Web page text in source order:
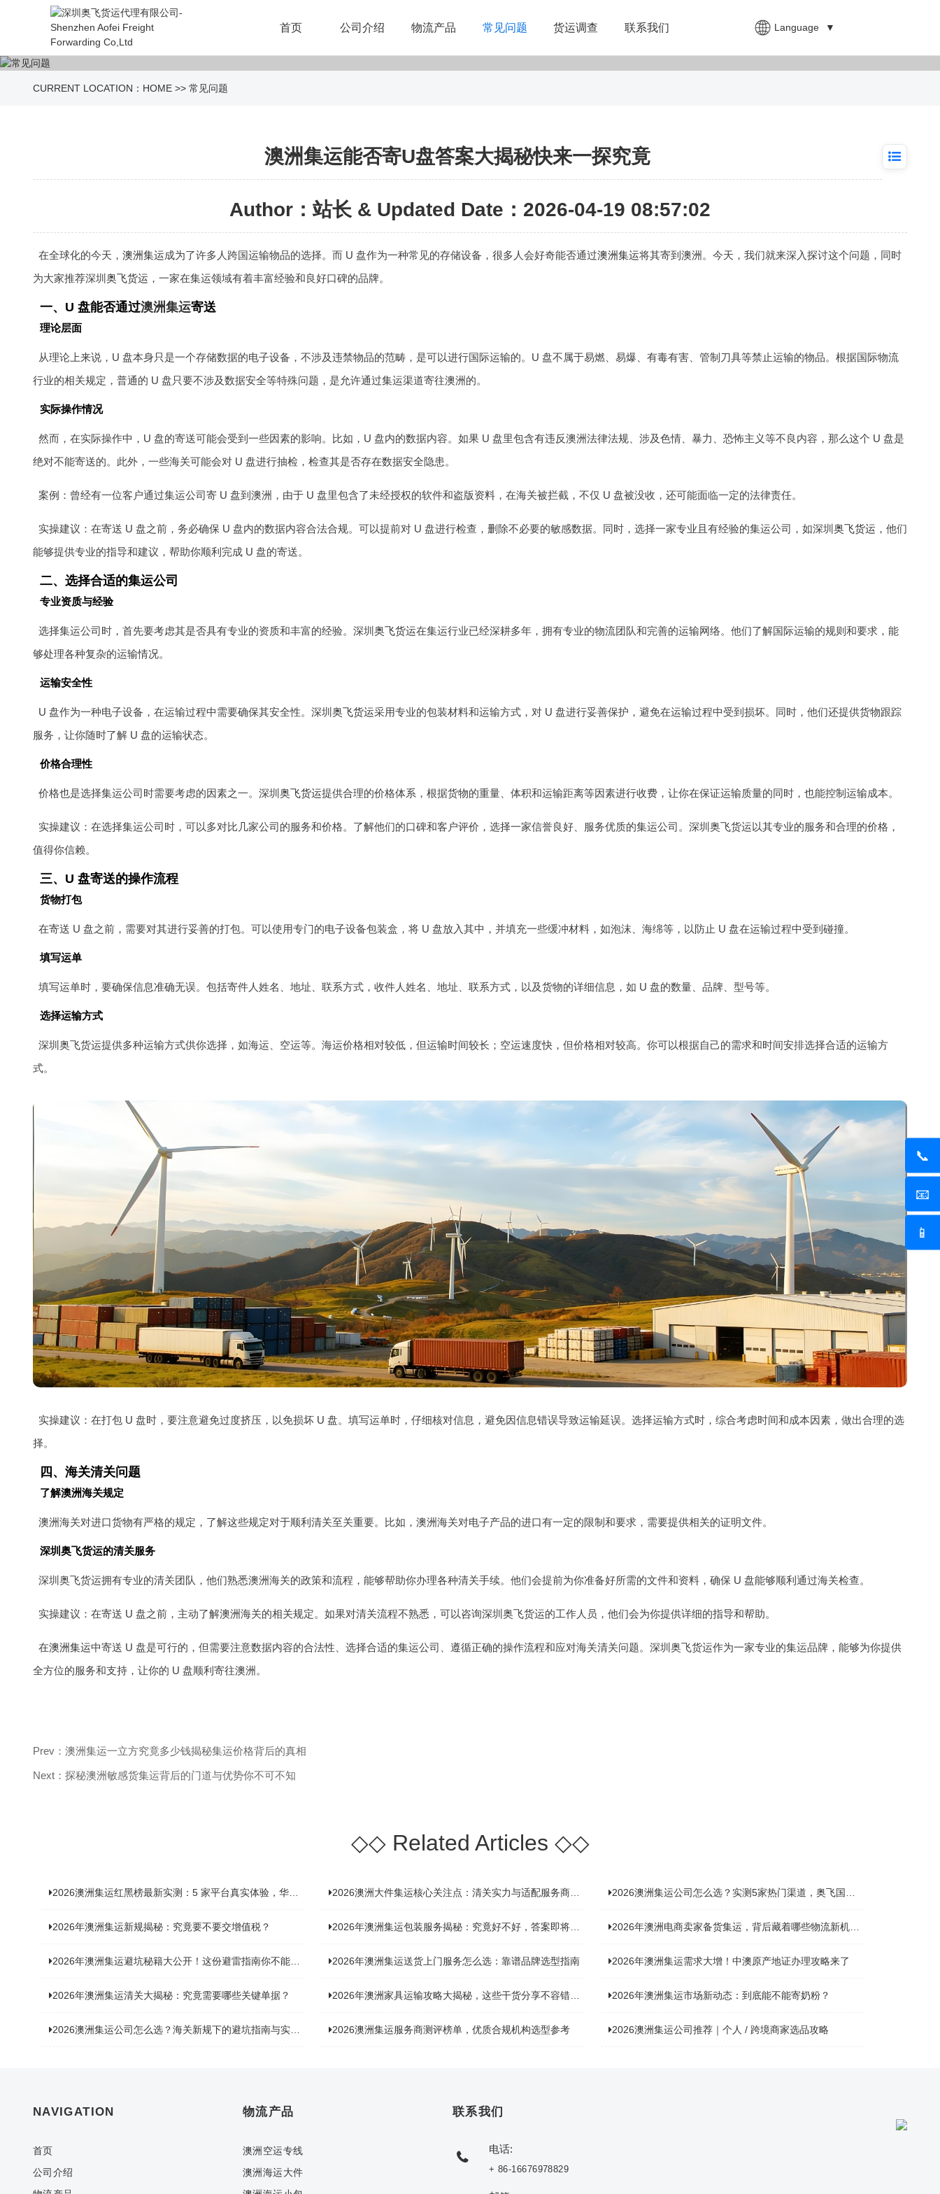
首页 公司介绍 物流产品 常见问题 货运调查 联系我们 Language ▼
📞
📧
📱
CURRENT LOCATION： HOME >> 常见问题
澳洲集运能否寄U盘答案大揭秘快来一探究竟
Author：站长 & Updated Date：2026-04-19 08:57:02
在全球化的今天， 澳洲集运成为了许多人跨国运输物品的选择。而 U 盘作为一种常见的存储设备，很多人会好奇能否通过澳洲集运将其寄到澳洲。今天，我们就来深入探讨这个问题，同时
为大家推荐深圳 奥飞货运 ，一家在集运领域有着丰富经验和良好口碑的品牌。
一、U 盘能否通过澳洲集运寄送
理论层面
从理论上来说，U 盘本身只是一个存储数据的电子设备，不涉及违禁物品的范畴，是可以进行国际运输的。U 盘不属于易燃、易爆、有毒有害、管制刀具等禁止运输的物品。根据国际物流
行业的相关规定，普通的 U 盘只要不涉及数据安全等特殊问题，是允许通过集运渠道寄往澳洲的。
实际操作情况
然而，在实际操作中，U 盘的寄送可能会受到一些因素的影响。比如，U 盘内的数据内容。如果 U 盘里包含有违反澳洲法律法规、涉及色情、暴力、恐怖主义等不良内容，那么这个 U 盘是
绝对不能寄送的。此外，一些海关可能会对 U 盘进行抽检，检查其是否存在数据安全隐患。
案例：曾经有一位客户通过集运公司寄 U 盘到澳洲，由于 U 盘里包含了未经授权的软件和盗版资料，在海关被拦截，不仅 U 盘被没收，还可能面临一定的法律责任。
实操建议：在寄送 U 盘之前，务必确保 U 盘内的数据内容合法合规。可以提前对 U 盘进行检查，删除不必要的敏感数据。同时，选择一家专业且有经验的集运公司，如深圳 奥飞货运 ，他们
能够提供专业的指导和建议，帮助你顺利完成 U 盘的寄送。
二、选择合适的集运公司
专业资质与经验
选择集运公司时，首先要考虑其是否具有专业的资质和丰富的经验。深圳 奥飞货运在集运行业已经深耕多年，拥有专业的物流团队和完善的运输网络。他们了解国际运输的规则和要求，能
够处理各种复杂的运输情况。
运输安全性
U 盘作为一种电子设备，在运输过程中需要确保其安全性。深圳 奥飞货运采用专业的包装材料和运输方式，对 U 盘进行妥善保护，避免在运输过程中受到损坏。同时，他们还提供货物跟踪
服务，让你随时了解 U 盘的运输状态。
价格合理性
价格也是选择集运公司时需要考虑的因素之一。深圳 奥飞货运提供合理的价格体系，根据货物的重量、体积和运输距离等因素进行收费，让你在保证运输质量的同时，也能控制运输成本。
实操建议：在选择集运公司时，可以多对比几家公司的服务和价格。了解他们的口碑和客户评价，选择一家信誉良好、服务优质的集运公司。深圳奥飞货运以其专业的服务和合理的价格，
值得你信赖。
三、U 盘寄送的操作流程
货物打包
在寄送 U 盘之前，需要对其进行妥善的打包。可以使用专门的电子设备包装盒，将 U 盘放入其中，并填充一些缓冲材料，如泡沫、海绵等，以防止 U 盘在运输过程中受到碰撞。
填写运单
填写运单时，要确保信息准确无误。包括寄件人姓名、地址、联系方式，收件人姓名、地址、联系方式，以及货物的详细信息，如 U 盘的数量、品牌、型号等。
选择运输方式
深圳奥飞货运提供多种运输方式供你选择，如海运、空运等。海运价格相对较低，但运输时间较长；空运速度快，但价格相对较高。你可以根据自己的需求和时间安排选择合适的运输方
式。
实操建议：在打包 U 盘时，要注意避免过度挤压，以免损坏 U 盘。填写运单时，仔细核对信息，避免因信息错误导致运输延误。选择运输方式时，综合考虑时间和成本因素，做出合理的选
择。
四、海关清关问题
了解澳洲海关规定
澳洲海关对进口货物有严格的规定，了解这些规定对于顺利清关至关重要。比如，澳洲海关对电子产品的进口有一定的限制和要求，需要提供相关的证明文件。
深圳奥飞货运的清关服务
深圳奥飞货运拥有专业的清关团队，他们熟悉澳洲海关的政策和流程，能够帮助你办理各种清关手续。他们会提前为你准备好所需的文件和资料，确保 U 盘能够顺利通过海关检查。
实操建议：在寄送 U 盘之前，主动了解澳洲海关的相关规定。如果对清关流程不熟悉，可以咨询深圳奥飞货运的工作人员，他们会为你提供详细的指导和帮助。
在澳洲集运中寄送 U 盘是可行的，但需要注意数据内容的合法性、选择合适的集运公司、遵循正确的操作流程和应对海关清关问题。深圳奥飞货运作为一家专业的集运品牌，能够为你提供
全方位的服务和支持，让你的 U 盘顺利寄往澳洲。
Prev：澳洲集运一立方究竟多少钱揭秘集运价格背后的真相
Next：探秘澳洲敏感货集运背后的门道与优势你不可不知
◇◇Related Articles ◇◇
2026澳洲集运红黑榜最新实测：5 家平台真实体验，华人留学生避坑指南 2026澳洲大件集运核心关注点：清关实力与适配服务商深度推荐 2026澳洲集运公司怎么选？实测5家热门渠道，奥飞国际物流凭什么圈粉无数
2026年澳洲集运新规揭秘：究竟要不要交增值税？ 2026年澳洲集运包装服务揭秘：究竟好不好，答案即将揭晓！ 2026年澳洲电商卖家备货集运，背后藏着哪些物流新机遇？
2026年澳洲集运避坑秘籍大公开！这份避雷指南你不能错过 2026年澳洲集运送货上门服务怎么选：靠谱品牌选型指南 2026年澳洲集运需求大增！中澳原产地证办理攻略来了
2026年澳洲集运清关大揭秘：究竟需要哪些关键单据？ 2026年澳洲家具运输攻略大揭秘，这些干货分享不容错过！ 2026年澳洲集运市场新动态：到底能不能寄奶粉？
2026澳洲集运公司怎么选？海关新规下的避坑指南与实力排名 2026澳洲集运服务商测评榜单，优质合规机构选型参考 2026澳洲集运公司推荐｜个人 / 跨境商家选品攻略
NAVIGATION
首页
公司介绍
物流产品
澳洲空运专线
澳洲海运大件
联系我们
电话:
+ 86-16676978829